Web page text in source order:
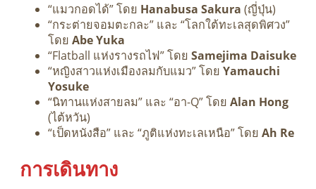
“แมวกอดได้” โดย Hanabusa Sakura (ญี่ปุ่น)
“กระต่ายจอมตะกละ” และ “โลกใต้ทะเลสุดพิศวง”
โดย Abe Yuka
“Flatball แห่งรางรถไฟ” โดย Samejima Daisuke
“หญิงสาวแห่งเมืองลมกับแมว” โดย Yamauchi
Yosuke
“นิทานแห่งสายลม” และ “อา-Q” โดย Alan Hong
(ไต้หวัน)
“เป็ดหนังสือ” และ “ภูติแห่งทะเลเหนือ” โดย Ah Re
การเดินทาง